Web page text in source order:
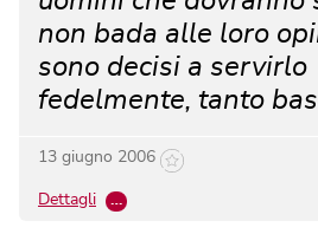
non bada alle loro
sono decisi a servirlo
fedelmente, tanto
13 giugno 2006
Dettagli …